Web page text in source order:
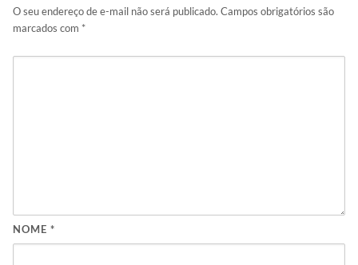
O seu endereço de e-mail não será publicado. Campos obrigatórios são
marcados com *
NOME *